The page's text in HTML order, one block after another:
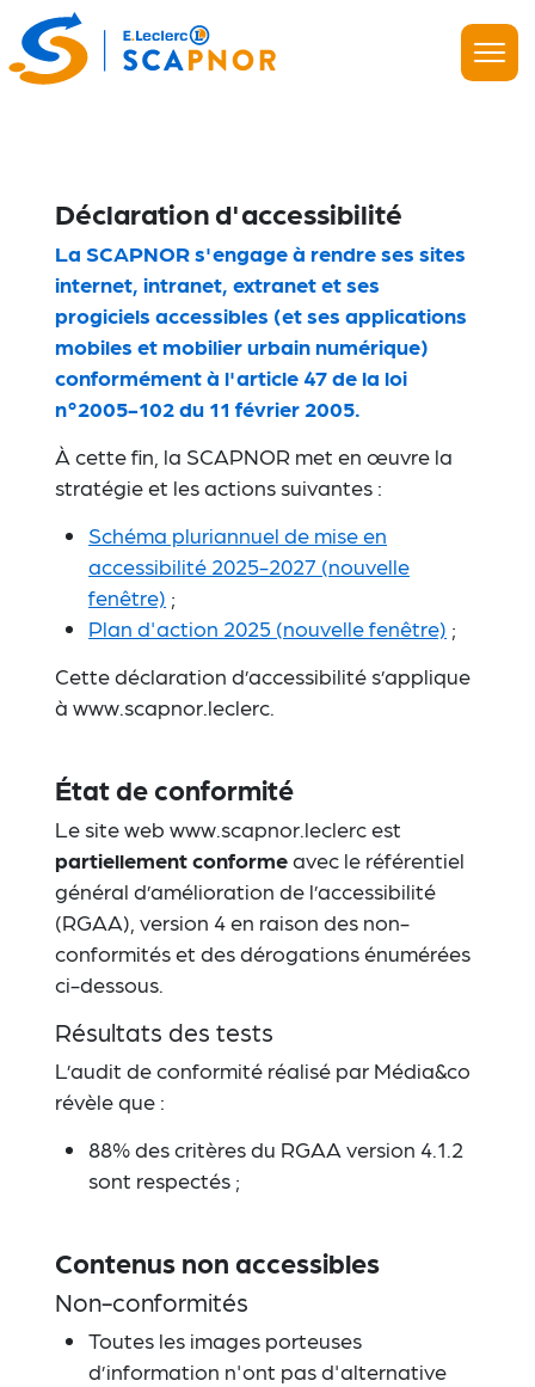
(retour en haut)
Déclaration d'accessibilité
La SCAPNOR s'engage à rendre ses sites
internet, intranet, extranet et ses
progiciels accessibles (et ses applications
mobiles et mobilier urbain numérique)
conformément à l'article 47 de la loi
n°2005-102 du 11 février 2005.
À cette fin, la SCAPNOR met en œuvre la
stratégie et les actions suivantes :
Schéma pluriannuel de mise en
accessibilité 2025-2027 (nouvelle
fenêtre) ;
Plan d'action 2025 (nouvelle fenêtre) ;
Cette déclaration d’accessibilité s’applique
à www.scapnor.leclerc.
État de conformité
Le site web www.scapnor.leclerc est
partiellement conformeavec le référentiel
général d’amélioration de l’accessibilité
(RGAA), version 4 en raison des non-
conformités et des dérogations énumérées
ci-dessous.
Résultats des tests
L’audit de conformité réalisé par Média&co
révèle que :
88% des critères du RGAA version 4.1.2
sont respectés ;
Contenus non accessibles
Non-conformités
Toutes les images porteuses
d’information n'ont pas d'alternative